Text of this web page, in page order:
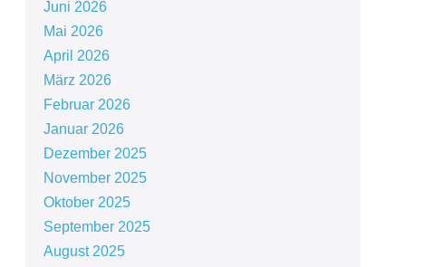
Juni 2026
Mai 2026
April 2026
März 2026
Februar 2026
Januar 2026
Dezember 2025
November 2025
Oktober 2025
September 2025
August 2025